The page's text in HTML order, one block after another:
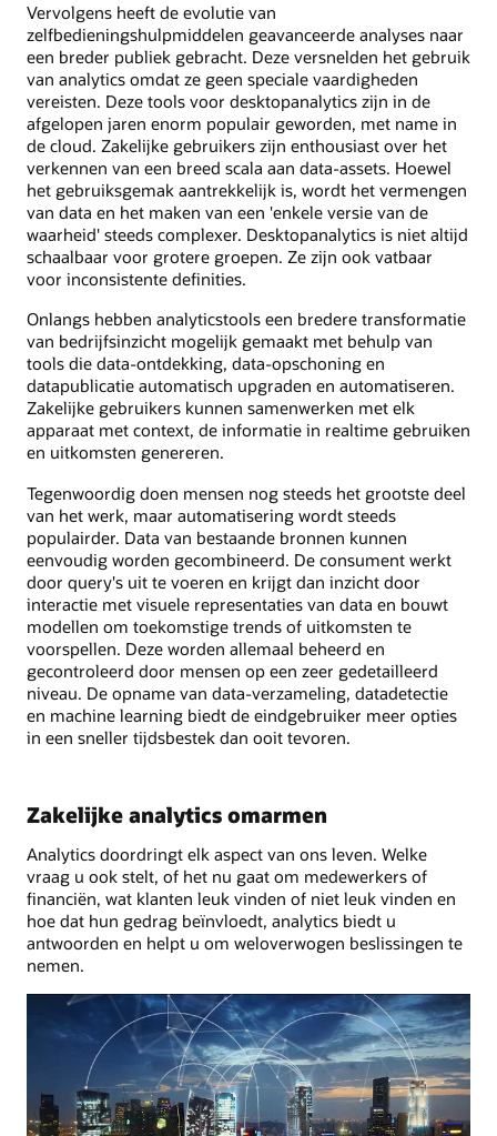
Vervolgens heeft de evolutie van
zelfbedieningshulpmiddelen geavanceerde analyses naar
een breder publiek gebracht. Deze versnelden het gebruik
van analytics omdat ze geen speciale vaardigheden
vereisten. Deze tools voor desktopanalytics zijn in de
afgelopen jaren enorm populair geworden, met name in
de cloud. Zakelijke gebruikers zijn enthousiast over het
verkennen van een breed scala aan data-assets. Hoewel
het gebruiksgemak aantrekkelijk is, wordt het vermengen
van data en het maken van een 'enkele versie van de
waarheid' steeds complexer. Desktopanalytics is niet altijd
schaalbaar voor grotere groepen. Ze zijn ook vatbaar
voor inconsistente definities.
Onlangs hebben analyticstools een bredere transformatie
van bedrijfsinzicht mogelijk gemaakt met behulp van
tools die data-ontdekking, data-opschoning en
datapublicatie automatisch upgraden en automatiseren.
Zakelijke gebruikers kunnen samenwerken met elk
apparaat met context, de informatie in realtime gebruiken
en uitkomsten genereren.
Tegenwoordig doen mensen nog steeds het grootste deel
van het werk, maar automatisering wordt steeds
populairder. Data van bestaande bronnen kunnen
eenvoudig worden gecombineerd. De consument werkt
door query's uit te voeren en krijgt dan inzicht door
interactie met visuele representaties van data en bouwt
modellen om toekomstige trends of uitkomsten te
voorspellen. Deze worden allemaal beheerd en
gecontroleerd door mensen op een zeer gedetailleerd
niveau. De opname van data-verzameling, datadetectie
en machine learning biedt de eindgebruiker meer opties
in een sneller tijdsbestek dan ooit tevoren.
Zakelijke analytics omarmen
Analytics doordringt elk aspect van ons leven. Welke
vraag u ook stelt, of het nu gaat om medewerkers of
financiën, wat klanten leuk vinden of niet leuk vinden en
hoe dat hun gedrag beïnvloedt, analytics biedt u
antwoorden en helpt u om weloverwogen beslissingen te
nemen.